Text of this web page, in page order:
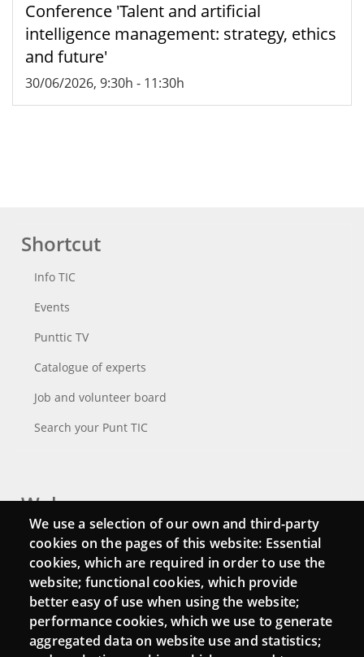
Conference 'Talent and artificial
intelligence management: strategy, ethics
and future'
30/06/2026, 9:30h - 11:30h
Shortcut
Info TIC
Events
Punttic TV
Catalogue of experts
Job and volunteer board
Search your Punt TIC
Webs
Login
Mattermost Punt TIC
Moodle CampusLab
We use a selection of our own and third-party
cookies on the pages of this website: Essential
cookies, which are required in order to use the
website; functional cookies, which provide
better easy of use when using the website;
performance cookies, which we use to generate
aggregated data on website use and statistics;